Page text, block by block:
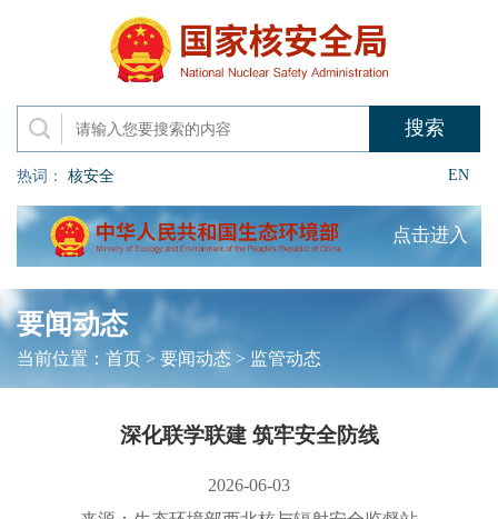
热词： 核安全 EN
点击进入
要闻动态
当前位置： 首页> 要闻动态 > 监管动态
深化联学联建 筑牢安全防线
2026-06-03